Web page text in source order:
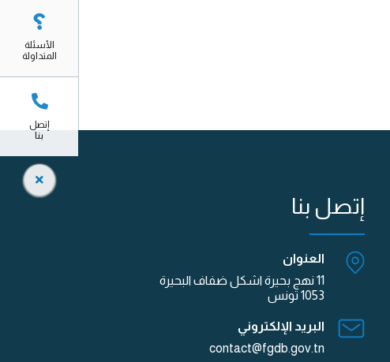
الأسئلة
المتداولة
إتصل
بنا
إتصل بنا
العنوان
11 نهج بحيرة اشكل ضفاف البحيرة
1053 تونس
البريد الإلكتروني
contact@fgdb.gov.tn